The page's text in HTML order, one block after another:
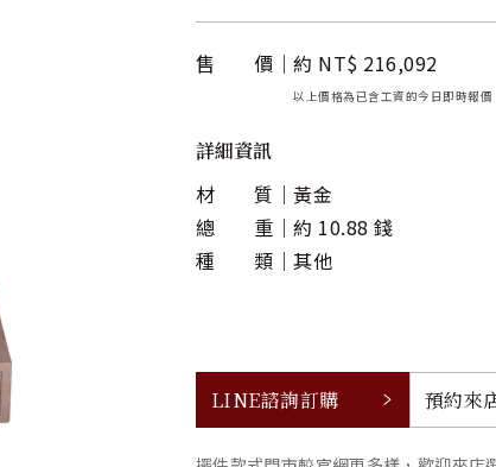
售 價 約 NT$ 216,092
以上價格為已含工資的今日即時報
詳細資訊
材 質
黃金
總 重
約 10.88 錢
種 類
其他
LINE諮詢訂購 預約來